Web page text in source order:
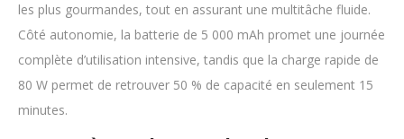
les plus gourmandes, tout en assurant une multitâche fluide.
Côté autonomie, la batterie de 5 000 mAh promet une journée
complète d’utilisation intensive, tandis que la charge rapide de
80 W permet de retrouver 50 % de capacité en seulement 15
minutes.